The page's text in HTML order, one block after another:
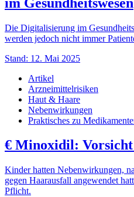
Die Digitalisierung im
werden jedoch nicht immer
Stand: 12. Mai 2025
Artikel
Arzneimittelrisiken
Haut & Haare
Nebenwirkungen
Praktisches zu
€ Minoxidil:
Kinder hatten Nebenwirkungen,
gegen Haarausfall angewendet
Pflicht.